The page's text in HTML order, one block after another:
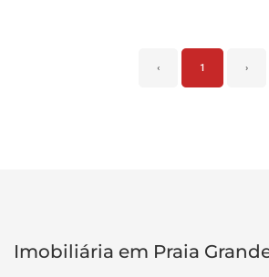
‹ 1 ›
Imobiliária em Praia